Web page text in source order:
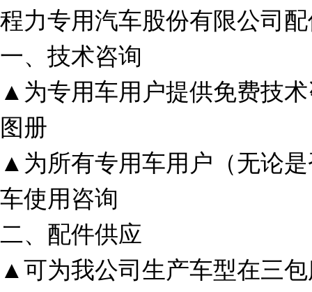
程力专用汽车股份有限公司
一、技术咨询
▲为专用车用户提供免费技
图册
▲为所有专用车用户（无论
车使用咨询
二、配件供应
▲可为我公司生产车型在三